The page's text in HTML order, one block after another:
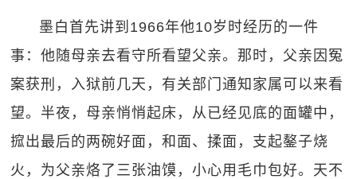
墨白首先讲到1966年他10岁时经历的一件
事：他随母亲去看守所看望父亲。那时，父亲因冤
案获刑，入狱前几天，有关部门通知家属可以来看
望。半夜，母亲悄悄起床，从已经见底的面罐中，
搲出最后的两碗好面，和面、揉面，支起鏊子烧
火，为父亲烙了三张油馍，小心用毛巾包好。天不